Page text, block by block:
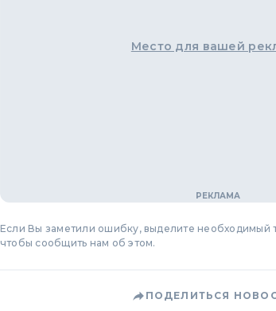
Место для вашей
Если Вы заметили ошибку, выделите необходимый
чтобы сообщить нам об этом.
ПОДЕЛИТЬСЯ